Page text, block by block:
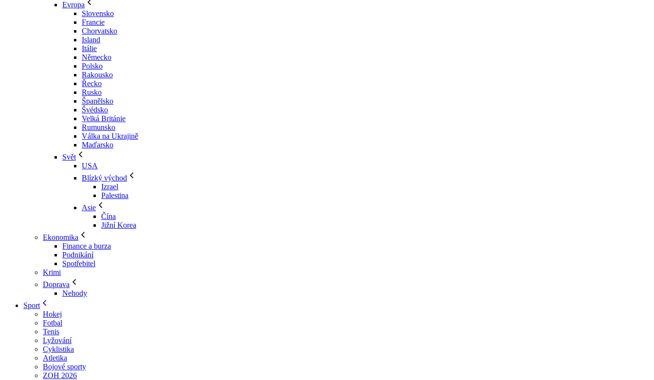
Evropa
Slovensko
Francie
Chorvatsko
Island
Itálie
Německo
Polsko
Rakousko
Řecko
Rusko
Španělsko
Švédsko
Velká Británie
Rumunsko
Válka na Ukrajině
Maďarsko
Svět
USA
Blízký východ
Izrael
Palestina
Asie
Čína
Jižní Korea
Ekonomika
Finance a burza
Podnikání
Spotřebitel
Krimi
Doprava
Nehody
Sport
Hokej
Fotbal
Tenis
Lyžování
Cyklistika
Atletika
Bojové sporty
ZOH 2026